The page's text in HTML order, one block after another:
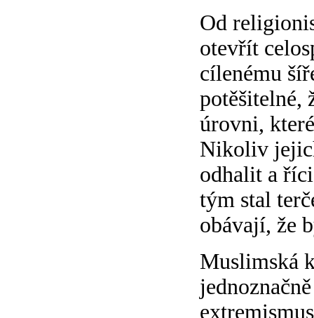
Od
otevřít
cílenému
potěšitelné,
úrovni,
Nikoliv
odhalit a
tým stal
obávají, že
Muslimská